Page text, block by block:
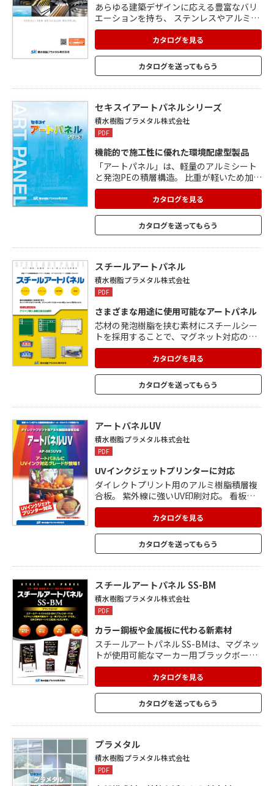
あらゆる建築デザインに応える豊富なバリ
エーションを持ち、 ステンレスやアルミな
どメタリック素材を活かした多彩な 表面加
工により、個性的な輝きを備えておりま
す。 1)ステンレス箔+樹脂 軽量で加工しや
すいステンレス複合材 基材には高輝度ABS
樹脂を。 2)ステンレス箔+アルミ型材 アル
に優れたアルミ複合材。多彩なカラーバリ
エーション。 製品一覧リスト、施工実績な
どカタログをご覧ください。
カタログを見る
カタログを送ってもらう
セキスイアートパネルシリーズ
積水樹脂プラメタル株式会社
PDF
機能的で施工性に優れた環境配慮型製品
「アートパネル」は、軽量のアルミシート
と発泡PEの積層構造。 比重が軽いため加
工・施工の簡略化と作業の軽減が図れ、剛
性が高くたわみ、ひずみが少なくフラット
性に優れています。 優れた耐久性、耐候
性、耐食性、耐汚染性、耐摩耗性、耐水性
を発揮。 「スチールアートパネル」は軽量
火性を求められる箇所に適した「不燃アー
トパネル」もあります。
カタログを見る
カタログを送ってもらう
スチールアートパネル
積水樹脂プラメタル株式会社
PDF
さまざまな用途に使用可能なアートパネル
芯材の発泡樹脂を挟む素材にスチールシー
トを採用することで、マグネット対応のメ
ッセージボードとしても利用できる便利さ
が加わりました。 マーカーやチョークが使
用できる特殊塗装を施しています。 事務所
や工場などの掲示板やホワイトボード、ミ
ーティングスペースのパーテーションとい
部材として、グリーン購入法適合商品用部
材です。
カタログを見る
カタログを送ってもらう
アートパネルUV
積水樹脂プラメタル株式会社
PDF
UVインクジェットプリンターに対応
ダイレクトプリント用のアルミ樹脂積層複
合板。 紫外線に強いUV印刷対応。 看板な
ど屋外サインに最適です。 発泡樹脂を芯材
に使用し、アルミニウムシートでサンドし
た積層構造。 片面はダイレクトプリント用
(UVインク対応)ポリエステル系樹脂焼付塗
装、反対の面はサービス塗装(オフホワイト
カタログを見る
カタログを送ってもらう
スチールアートパネル SS-BM
積水樹脂プラメタル株式会社
PDF
カラー鋼板や金属板に代わる新素材
スチールアートパネル SS-BMは、マグネッ
トが使用可能なマーカー用ブラックボー
ド。 従来のアートパネルの積層構造に対
し、芯材の発泡樹脂を挟む素材に特殊塗装
を施したスチールシートを採用すること
で、マグネットの使用が可能となりまし
た。 比重がスチール単体に比べて約1/7と
カタログを見る
カタログを送ってもらう
プラメタル
積水樹脂プラメタル株式会社
PDF